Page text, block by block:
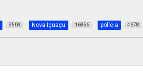
9504 Nova Iguaçu 16856 polícia 4678